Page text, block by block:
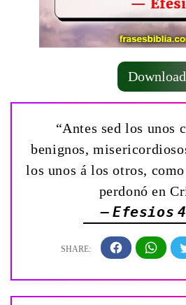
Download
“Antes sed los unos
benignos,
los unos á los otros,
perdonó en
— Efesios